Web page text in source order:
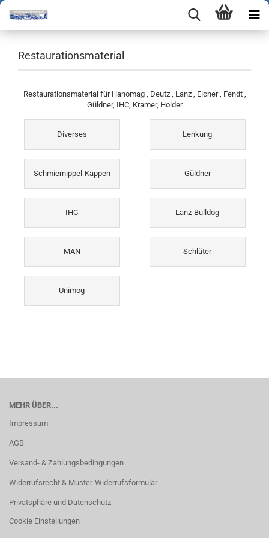
Restaurationsmaterial
Restaurationsmaterial für Hanomag , Deutz , Lanz , Eicher , Fendt ,
Güldner, IHC, Kramer, Holder
Diverses Lenkung
Schmiernippel-Kappen Güldner
IHC Lanz-Bulldog
MAN Schlüter
Unimog
MEHR ÜBER...
Impressum
AGB
Versand- & Zahlungsbedingungen
Widerrufsrecht & Muster-Widerrufsformular
Privatsphäre und Datenschutz
Cookie Einstellungen